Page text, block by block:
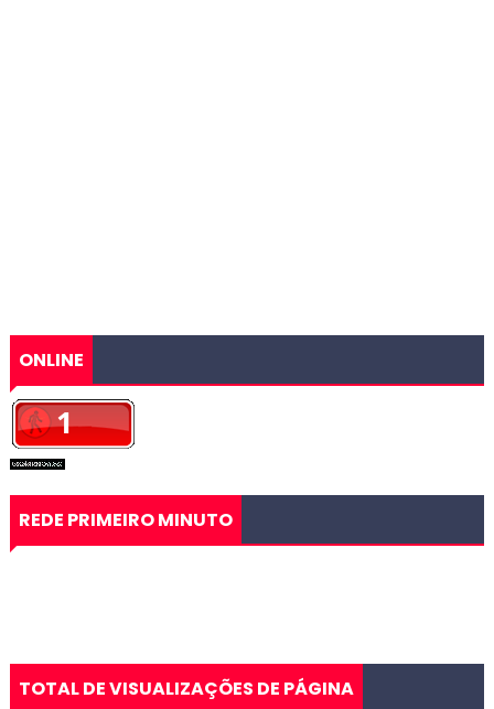
ONLINE
REDE PRIMEIRO MINUTO
TOTAL DE VISUALIZAÇÕES DE PÁGINA